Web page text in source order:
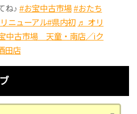
ね♪ #お宝中古市場 #おたち
ニューアル#県内初 ♬ オリ
中古市場 天童・南店／iク
田店